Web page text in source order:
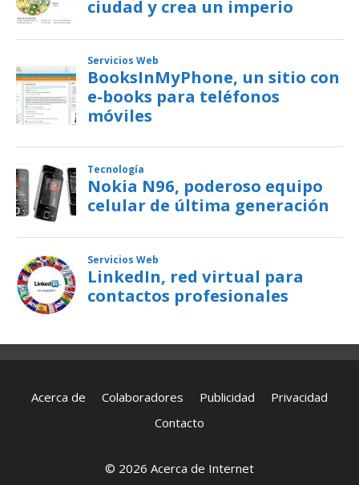
Acerca de Colaboradores Publicidad
Privacidad
Contacto
© 2026 Acerca de Internet